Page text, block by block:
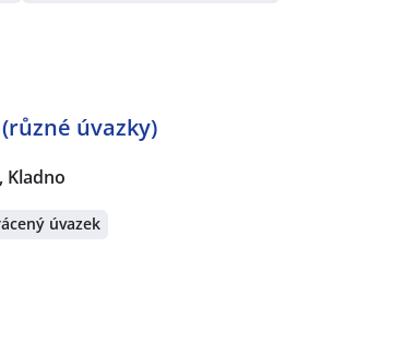
úvazky)
Kladno
úvazek